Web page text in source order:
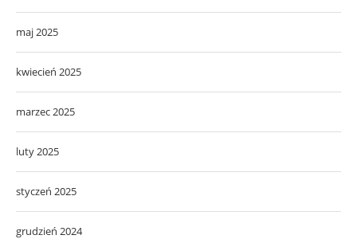
maj 2025
kwiecień 2025
marzec 2025
luty 2025
styczeń 2025
grudzień 2024